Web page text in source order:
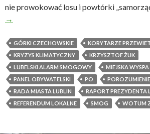
nie prowokować losu i powtórki
N
c
o
n
a
s
b
→
GÓRKI CZECHOWSKIE
KORYTARZE
KRYZYS KLIMATYCZNY
KRZYSZTOF ŻUK
LUBELSKI ALARM SMOGOWY
MIEJSKA
PANEL OBYWATELSKI
PO
RADA MIASTA LUBLIN
RAPORT PREZYDENTA
REFERENDUM LOKALNE
SMOG WOTUM